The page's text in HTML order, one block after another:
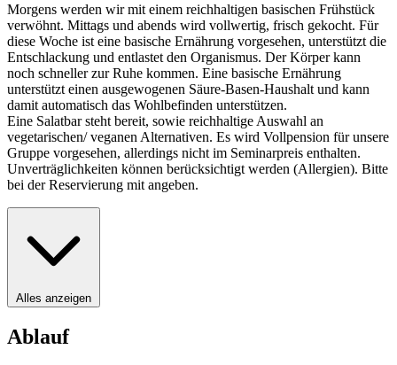
Morgens werden wir mit einem reichhaltigen basischen Frühstück
verwöhnt. Mittags und abends wird vollwertig, frisch gekocht. Für
diese Woche ist eine basische Ernährung vorgesehen, unterstützt die
Entschlackung und entlastet den Organismus. Der Körper kann
noch schneller zur Ruhe kommen. Eine basische Ernährung
unterstützt einen ausgewogenen Säure-Basen-Haushalt und kann
damit automatisch das Wohlbefinden unterstützen.
Eine Salatbar steht bereit, sowie reichhaltige Auswahl an
vegetarischen/ veganen Alternativen. Es wird Vollpension für unsere
Gruppe vorgesehen, allerdings nicht im Seminarpreis enthalten.
Unverträglichkeiten können berücksichtigt werden (Allergien). Bitte
bei der Reservierung mit angeben.
Alles anzeigen
Ablauf